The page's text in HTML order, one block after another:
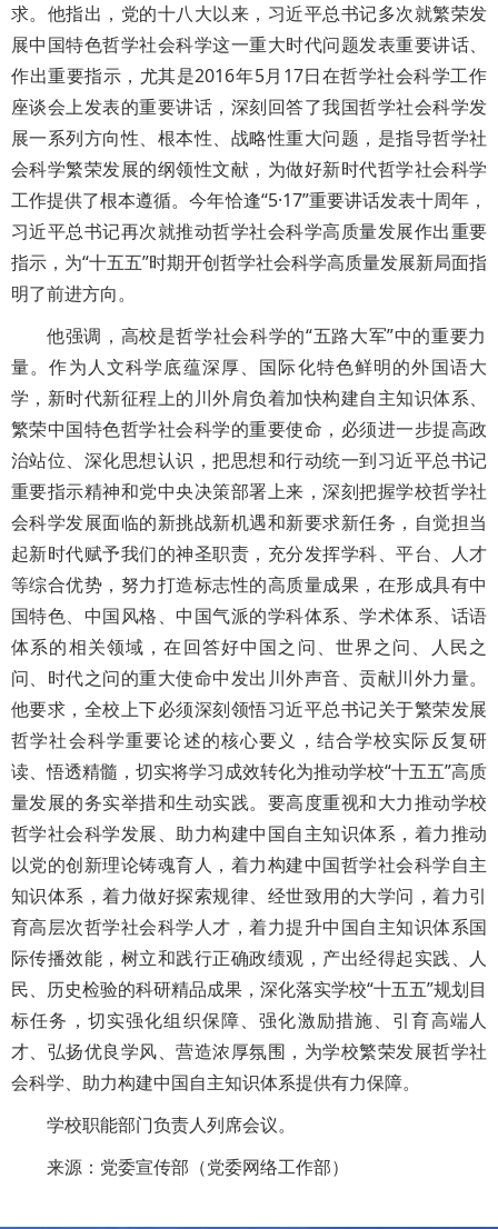
求。他指出，党的十八大以来，习近平总书记多次就繁荣发
展中国特色哲学社会科学这一重大时代问题发表重要讲话、
作出重要指示，尤其是2016年5月17日在哲学社会科学工作
座谈会上发表的重要讲话，深刻回答了我国哲学社会科学发
展一系列方向性、根本性、战略性重大问题，是指导哲学社
会科学繁荣发展的纲领性文献，为做好新时代哲学社会科学
工作提供了根本遵循。今年恰逢“5·17”重要讲话发表十周年，
习近平总书记再次就推动哲学社会科学高质量发展作出重要
指示，为“十五五”时期开创哲学社会科学高质量发展新局面指
明了前进方向。
他强调，高校是哲学社会科学的“五路大军”中的重要力
量。作为人文科学底蕴深厚、国际化特色鲜明的外国语大
学，新时代新征程上的川外肩负着加快构建自主知识体系、
繁荣中国特色哲学社会科学的重要使命，必须进一步提高政
治站位、深化思想认识，把思想和行动统一到习近平总书记
重要指示精神和党中央决策部署上来，深刻把握学校哲学社
会科学发展面临的新挑战新机遇和新要求新任务，自觉担当
起新时代赋予我们的神圣职责，充分发挥学科、平台、人才
等综合优势，努力打造标志性的高质量成果，在形成具有中
国特色、中国风格、中国气派的学科体系、学术体系、话语
体系的相关领域，在回答好中国之问、世界之问、人民之
问、时代之问的重大使命中发出川外声音、贡献川外力量。
他要求，全校上下必须深刻领悟习近平总书记关于繁荣发展
哲学社会科学重要论述的核心要义，结合学校实际反复研
读、悟透精髓，切实将学习成效转化为推动学校“十五五”高质
量发展的务实举措和生动实践。要高度重视和大力推动学校
哲学社会科学发展、助力构建中国自主知识体系，着力推动
以党的创新理论铸魂育人，着力构建中国哲学社会科学自主
知识体系，着力做好探索规律、经世致用的大学问，着力引
育高层次哲学社会科学人才，着力提升中国自主知识体系国
际传播效能，树立和践行正确政绩观，产出经得起实践、人
民、历史检验的科研精品成果，深化落实学校“十五五”规划目
标任务，切实强化组织保障、强化激励措施、引育高端人
才、弘扬优良学风、营造浓厚氛围，为学校繁荣发展哲学社
会科学、助力构建中国自主知识体系提供有力保障。
学校职能部门负责人列席会议。
来源：党委宣传部（党委网络工作部）